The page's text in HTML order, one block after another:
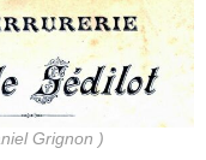
Grignon )